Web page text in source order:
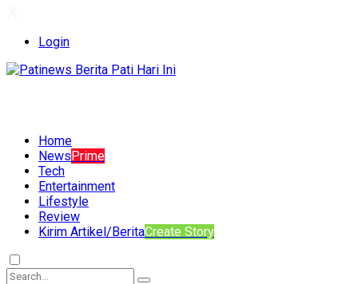
Login
Home
NewsPrime
Tech
Entertainment
Lifestyle
Review
Kirim Artikel/BeritaCreate Story